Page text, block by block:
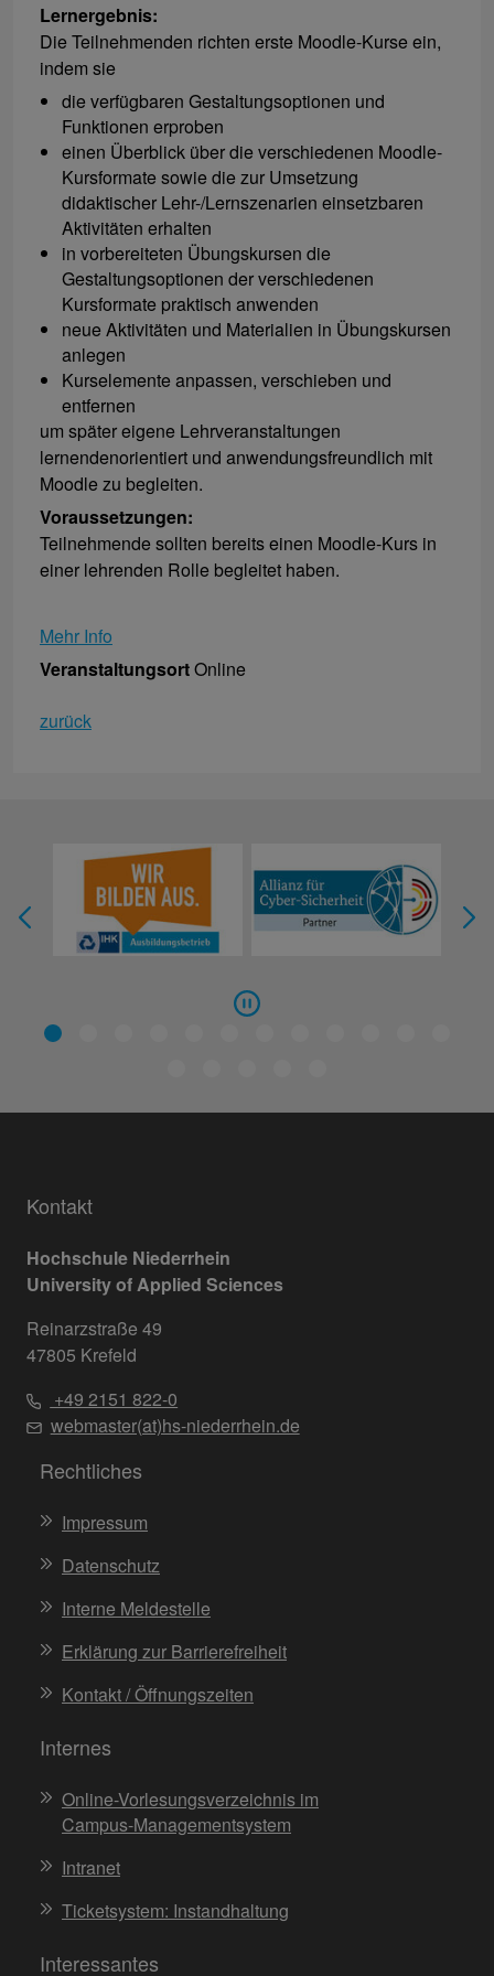
Lernergebnis:
Die Teilnehmenden richten erste Moodle-Kurse ein,
indem sie
die verfügbaren Gestaltungsoptionen und
Funktionen erproben
einen Überblick über die verschiedenen Moodle-
Kursformate sowie die zur Umsetzung
didaktischer Lehr-/Lernszenarien einsetzbaren
Aktivitäten erhalten
in vorbereiteten Übungskursen die
Gestaltungsoptionen der verschiedenen
Kursformate praktisch anwenden
neue Aktivitäten und Materialien in Übungskursen
anlegen
Kurselemente anpassen, verschieben und
entfernen
um später eigene Lehrveranstaltungen
lernendenorientiert und anwendungsfreundlich mit
Moodle zu begleiten.
Voraussetzungen:
Teilnehmende sollten bereits einen Moodle-Kurs in
einer lehrenden Rolle begleitet haben.
Mehr Info
VeranstaltungsortOnline
zurück
Kontakt
Hochschule Niederrhein
University of Applied Sciences
Reinarzstraße 49
47805 Krefeld
+49 2151 822-0
webmaster(at)hs-niederrhein.de
Rechtliches
Impressum
Datenschutz
Interne Meldestelle
Erklärung zur Barrierefreiheit
Kontakt / Öffnungszeiten
Internes
Online-Vorlesungsverzeichnis im
Campus-Managementsystem
Intranet
Ticketsystem: Instandhaltung
Interessantes